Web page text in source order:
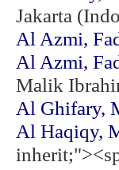
Jakarta
Al Azmi,
Al Azmi,
Malik
Al Ghifary,
Al Haqiqy,